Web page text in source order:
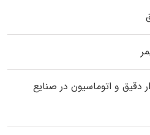
دقیق و اتوماسیون در صنایع